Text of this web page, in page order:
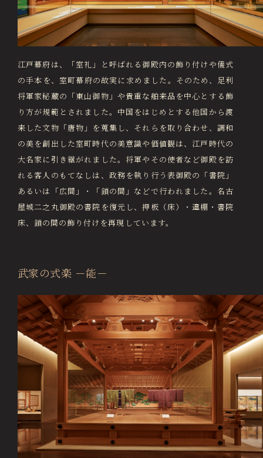
江戸幕府は、「室礼」と呼ばれる御殿内の飾り付けや儀式
の手本を、室町幕府の故実に求めました。そのため、足利
将軍家秘蔵の「東山御物」や貴重な舶来品を中心とする飾
り方が規範とされました。中国をはじめとする他国から渡
来した文物「唐物」を蒐集し、それらを取り合わせ、調和
の美を創出した室町時代の美意識や価値観は、江戸時代の
大名家に引き継がれました。将軍やその使者など御殿を訪
れる客人のもてなしは、政務を執り行う表御殿の「書院」
あるいは「広間」・「鎖の間」などで行われました。名古
屋城二之丸御殿の書院を復元し、押板（床）・違棚・書院
床、鎖の間の飾り付けを再現しています。
武家の式楽 －能－